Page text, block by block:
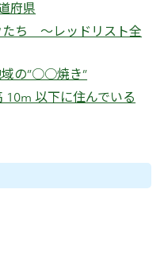
府県
たち ～レッドリスト全
域の”○○焼き”
10m 以下に住んでいる